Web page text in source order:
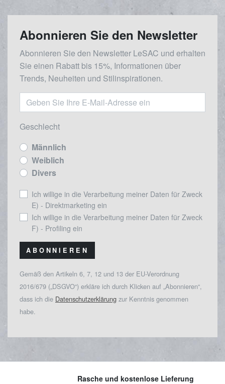
Abonnieren Sie den Newsletter
Abonnieren Sie den Newsletter LeSAC und erhalten
Sie einen Rabatt bis 15%, Informationen über
Trends, Neuheiten und Stilinspirationen.
Geschlecht
Männlich
Weiblich
Divers
Ich willige in die Verarbeitung meiner Daten für Zweck
E) - Direktmarketing ein
Ich willige in die Verarbeitung meiner Daten für Zweck
F) - Profiling ein
ABONNIEREN
Gemäß den Artikeln 6, 7, 12 und 13 der EU-Verordnung
2016/679 („DSGVO“) erkläre ich durch Klicken auf „Abonnieren“,
dass ich die Datenschutzerklärung zur Kenntnis genommen
habe.
Rasche und kostenlose Lieferung